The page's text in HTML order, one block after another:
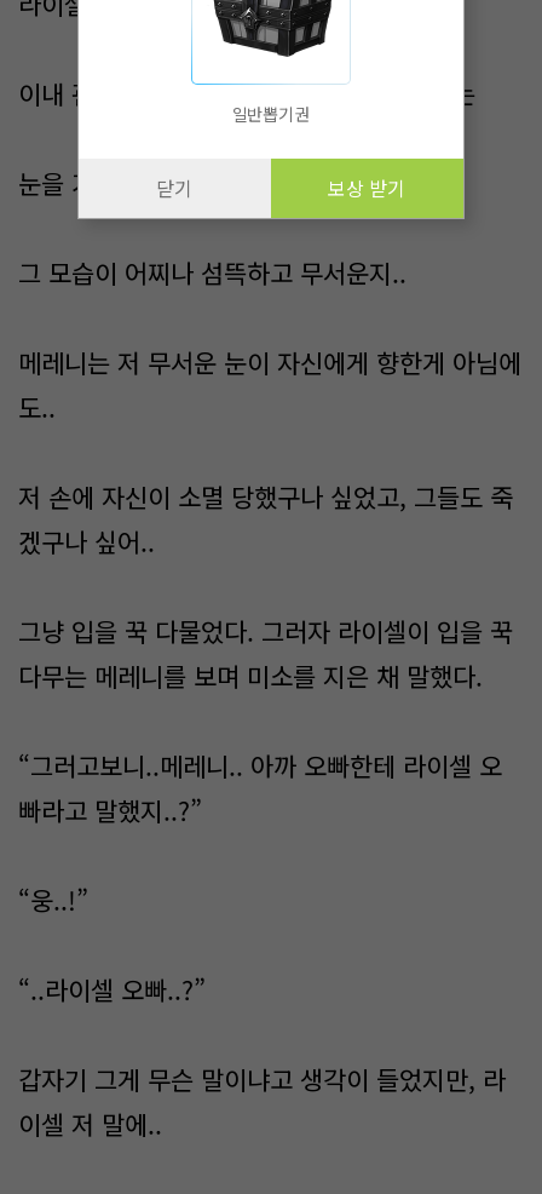
이내 괜히 나온 말이 아니라는 것을 깨닫고는
눈을 가늘게 뜨며 말했다.
그 모습이 어찌나 섬뜩하고 무서운지..
메레니는 저 무서운 눈이 자신에게 향한게 아님에
도..
저 손에 자신이 소멸 당했구나 싶었고, 그들도 죽
겠구나 싶어..
그냥 입을 꾹 다물었다. 그러자 라이셀이 입을 꾹
다무는 메레니를 보며 미소를 지은 채 말했다.
“그러고보니..메레니.. 아까 오빠한테 라이셀 오
빠라고 말했지..?”
“웅..!”
“..라이셀 오빠..?”
갑자기 그게 무슨 말이냐고 생각이 들었지만, 라
이셀 저 말에..
일반뽑기권
닫기 보상 받기